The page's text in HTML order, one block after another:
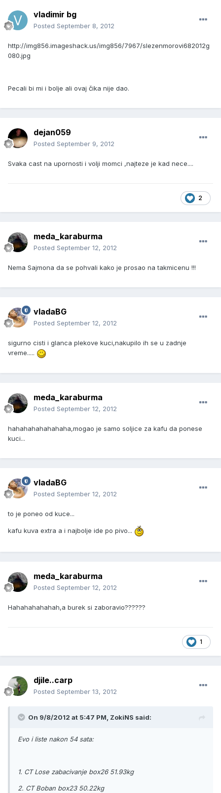
vladimir bg
Posted September 8, 2012
http://img856.imageshack.us/img856/7967/slezenmorovi682012g
080.jpg
Pecali bi mi i bolje ali ovaj čika nije dao.
dejan059
Posted September 9, 2012
Svaka cast na upornosti i volji momci ,najteze je kad nece....
2
meda_karaburma
Posted September 12, 2012
Nema Sajmona da se pohvali kako je prosao na takmicenu !!!
vladaBG
Posted September 12, 2012
sigurno cisti i glanca plekove kuci,nakupilo ih se u zadnje
vreme.....
meda_karaburma
Posted September 12, 2012
hahahahahahahaha,mogao je samo soljice za kafu da ponese
kuci...
vladaBG
Posted September 12, 2012
to je poneo od kuce...
kafu kuva extra a i najbolje ide po pivo...
meda_karaburma
Posted September 12, 2012
Hahahahahahah,a burek si zaboravio??????
1
djile..carp
Posted September 13, 2012
On 9/8/2012 at 5:47 PM, ZokiNS said:
Evo i liste nakon 54 sata:
1. CT Lose zabacivanje box26 51.93kg
2. CT Boban box23 50.22kg